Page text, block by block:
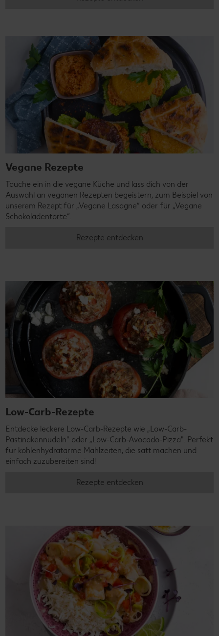
Vegane Rezepte
Tauche ein in die vegane Küche und lass dich von der
Auswahl an veganen Rezepten begeistern, zum Beispiel von
unserem Rezept für „Vegane Lasagne“ oder für „Vegane
Schokoladentorte“.
Rezepte entdecken
Low-Carb-Rezepte
Entdecke leckere Low-Carb-Rezepte wie „Low-Carb-
Pastinakennudeln" oder „Low-Carb-Avocado-Pizza". Perfekt
für kohlenhydratarme Mahlzeiten, die satt machen und
einfach zuzubereiten sind!
Rezepte entdecken